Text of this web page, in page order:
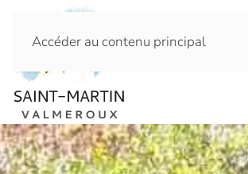
Accéder au contenu principal